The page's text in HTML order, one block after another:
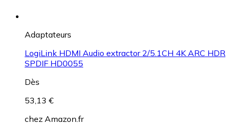
Adaptateurs
LogiLink HDMI Audio extractor 2/5.1CH 4K ARC HDR
SPDIF HD0055
Dès
53,13 €
chez Amazon.fr